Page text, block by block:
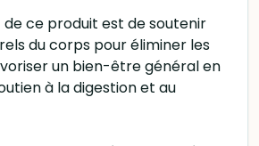
de ce produit est de soutenir
du corps pour éliminer les
un bien-être général en
à la digestion et au